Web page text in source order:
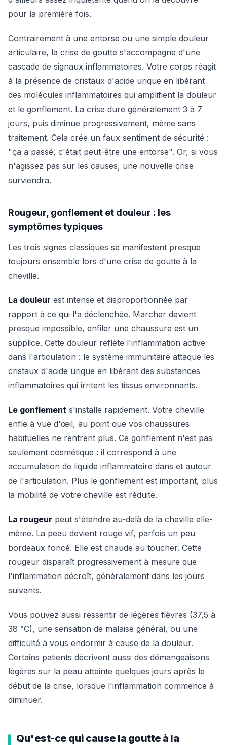
pour la première fois.
Contrairement à une entorse ou une simple douleur
articulaire, la crise de goutte s'accompagne d'une
cascade de signaux inflammatoires. Votre corps réagit
à la présence de cristaux d'acide urique en libérant
des molécules inflammatoires qui amplifient la douleur
et le gonflement. La crise dure généralement 3 à 7
jours, puis diminue progressivement, même sans
traitement. Cela crée un faux sentiment de sécurité :
"ça a passé, c'était peut-être une entorse". Or, si vous
n'agissez pas sur les causes, une nouvelle crise
surviendra.
Rougeur, gonflement et douleur : les
symptômes typiques
Les trois signes classiques se manifestent presque
toujours ensemble lors d'une crise de goutte à la
cheville.
La douleur est intense et disproportionnée par
rapport à ce qui l'a déclenchée. Marcher devient
presque impossible, enfiler une chaussure est un
supplice. Cette douleur reflète l'inflammation active
dans l'articulation : le système immunitaire attaque les
cristaux d'acide urique en libérant des substances
inflammatoires qui irritent les tissus environnants.
Le gonflement s'installe rapidement. Votre cheville
enfle à vue d'œil, au point que vos chaussures
habituelles ne rentrent plus. Ce gonflement n'est pas
seulement cosmétique : il correspond à une
accumulation de liquide inflammatoire dans et autour
de l'articulation. Plus le gonflement est important, plus
la mobilité de votre cheville est réduite.
La rougeur peut s'étendre au-delà de la cheville elle-
même. La peau devient rouge vif, parfois un peu
bordeaux foncé. Elle est chaude au toucher. Cette
rougeur disparaît progressivement à mesure que
l'inflammation décroît, généralement dans les jours
suivants.
Vous pouvez aussi ressentir de légères fièvres (37,5 à
38 °C), une sensation de malaise général, ou une
difficulté à vous endormir à cause de la douleur.
Certains patients décrivent aussi des démangeaisons
légères sur la peau atteinte quelques jours après le
début de la crise, lorsque l'inflammation commence à
diminuer.
Qu'est-ce qui cause la goutte à la